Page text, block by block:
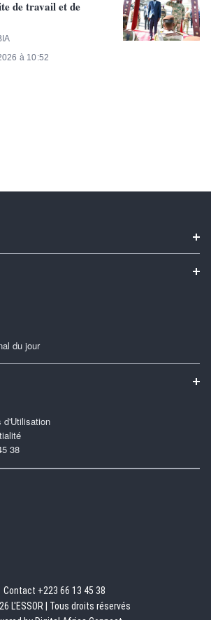
de travail et de
à 10:52
du jour
d'Utilisation
38
Contact +223 66 13 45 38
L'ESSOR | Tous droits réservés